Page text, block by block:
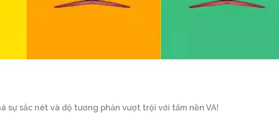
sự sắc nét và độ tương phản vượt trội với tấm nền VA!